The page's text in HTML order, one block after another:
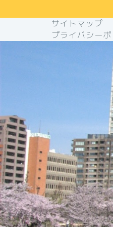
サイトマップ
プライバシー